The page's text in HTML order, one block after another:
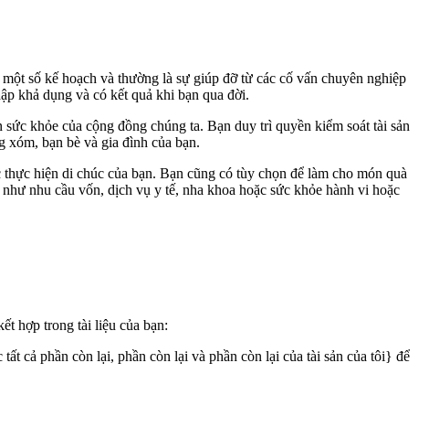
số kế hoạch và thường là sự giúp đỡ từ các cố vấn chuyên nghiệp
khả dụng và có kết quả khi bạn qua đời.
khỏe của cộng đồng chúng ta. Bạn duy trì quyền kiểm soát tài sản
xóm, bạn bè và gia đình của bạn.
hiện di chúc của bạn. Bạn cũng có tùy chọn để làm cho món quà
nhu cầu vốn, dịch vụ y tế, nha khoa hoặc sức khỏe hành vi hoặc
hợp trong tài liệu của bạn:
cả phần còn lại, phần còn lại và phần còn lại của tài sản của tôi} để